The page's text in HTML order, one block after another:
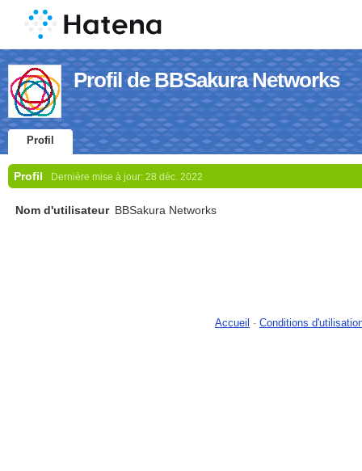
Profil de BBSakura Networks
Profil
Profil Dernière mise à jour: 28 déc. 2022
Nom d'utilisateur BBSakura Networks
Accueil - Conditions